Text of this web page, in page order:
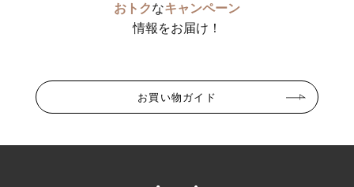
おトクなキャンペーン
情報をお届け！
お買い物ガイド